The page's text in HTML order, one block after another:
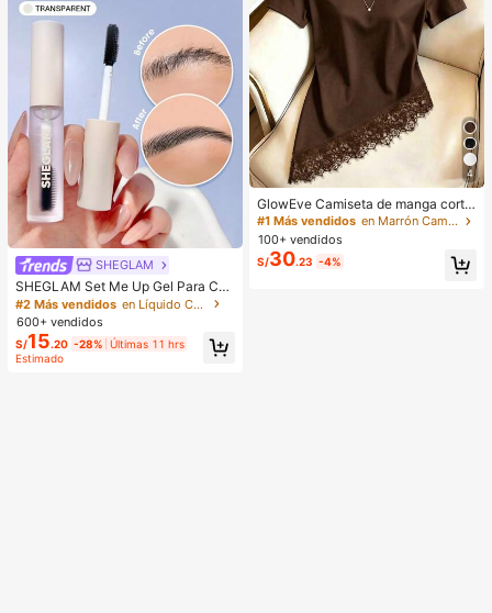
SHEGLAM
SHEGLAM Set Me Up Gel Para Cej
as Marca De Belleza CosméTica M
aquillaje Para Mujeres Y NiñAs
#2 Más vendidos
en Líquido Cejas
600+ vendidos
S/15.20 -28% Últimas 11 hrs
Estimado
4
GlowEve Camiseta de manga corta
de cuello redondo de unicolor casu
al versátil para uso diario para muje
r
#1 Más vendidos
en Marrón Camisetas básicas informales
100+ vendidos
S/30.23 -4%